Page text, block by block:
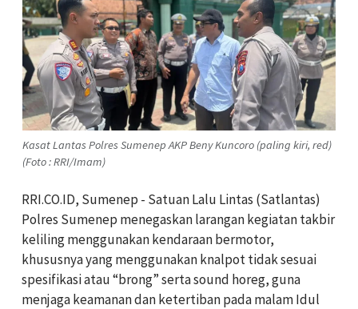
Kasat Lantas Polres Sumenep AKP Beny Kuncoro (paling kiri, red)
(Foto : RRI/Imam)
RRI.CO.ID, Sumenep - Satuan Lalu Lintas (Satlantas)
Polres Sumenep menegaskan larangan kegiatan takbir
keliling menggunakan kendaraan bermotor,
khususnya yang menggunakan knalpot tidak sesuai
spesifikasi atau “brong” serta sound horeg, guna
menjaga keamanan dan ketertiban pada malam Idul